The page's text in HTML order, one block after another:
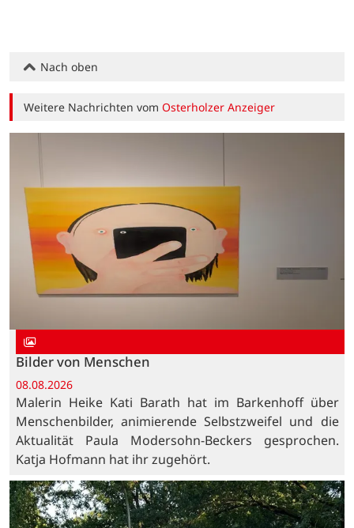
Nach oben
Weitere Nachrichten vomOsterholzer Anzeiger
Bilder von Menschen
08.08.2026
Malerin Heike Kati Barath hat im Barkenhoff über
Menschenbilder, animierende Selbstzweifel und die
Aktualität Paula Modersohn-Beckers gesprochen.
Katja Hofmann hat ihr zugehört.